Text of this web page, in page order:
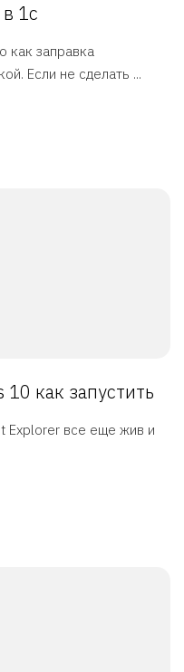
1с
как заправка
Если не сделать ...
как запустить
Explorer все еще жив и